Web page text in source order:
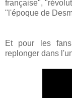
française",
"l'époque de
Et pour les
replonger dans